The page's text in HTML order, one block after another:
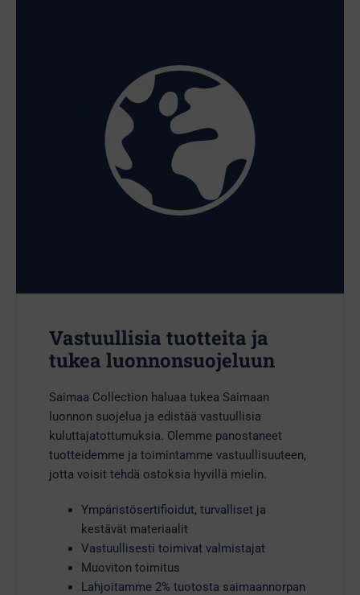
Vastuullisia tuotteita ja
tukea luonnonsuojeluun
Saimaa Collection haluaa tukea Saimaan
luonnon suojelua ja edistää vastuullisia
kuluttajatottumuksia. Olemme panostaneet
tuotteidemme ja toimintamme vastuullisuuteen,
jotta voisit tehdä ostoksia hyvillä mielin.
Ympäristösertifioidut, turvalliset ja
kestävät materiaalit
Vastuullisesti toimivat valmistajat
Muoviton toimitus
Lahjoitamme 2% tuotosta saimaannorpan